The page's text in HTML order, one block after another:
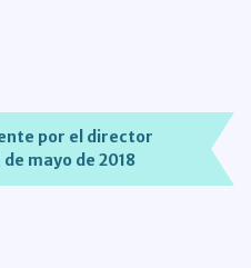
por el director
de mayo de 2018